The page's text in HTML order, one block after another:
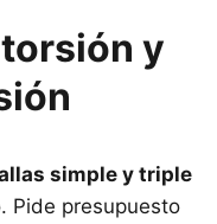
y
simple y triple
Pide presupuesto